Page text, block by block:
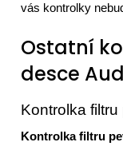
vás kontrolky
Ostatní
desce
Kontrolka
Kontrolka filtru